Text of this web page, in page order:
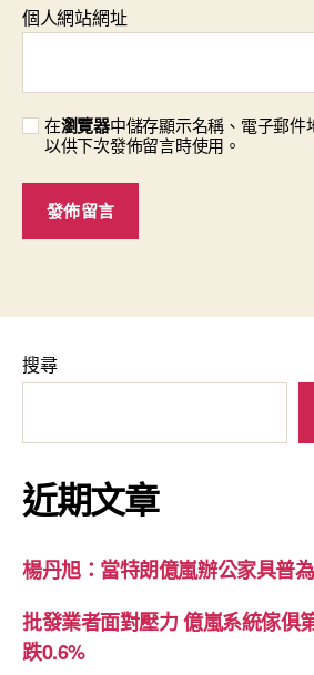
個人網站網址
在瀏覽器中儲存顯示名稱、電子郵件
以供下次發佈留言時使用。
搜尋
近期文章
楊丹旭：當特朗億嵐辦公家具普
批發業者面對壓力 億嵐系統傢俱
跌0.6%